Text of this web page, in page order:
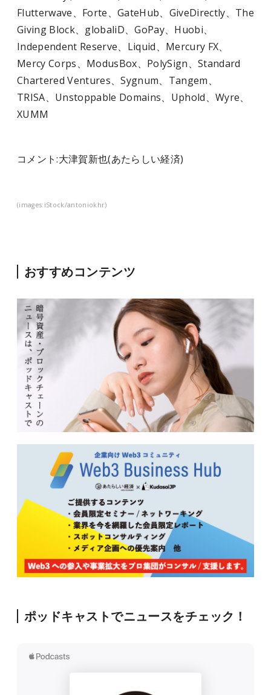
Flutterwave、Forte、GateHub、GiveDirectly、The
Giving Block、globaliD、GoPay、Huobi、
Independent Reserve、Liquid、Mercury FX、
Mercy Corps、ModusBox、PolySign、Standard
Chartered Ventures、Sygnum、Tangem、
TRISA、Unstoppable Domains、Uphold、Wyre、
XUMM
コメント:大津賀新也(あたらしい経済)
(images:iStock/antoniokhr)
おすすめコンテンツ
ポッドキャストでニュースをチェック！